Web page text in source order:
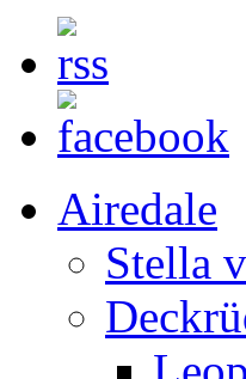
Airedale
Stella